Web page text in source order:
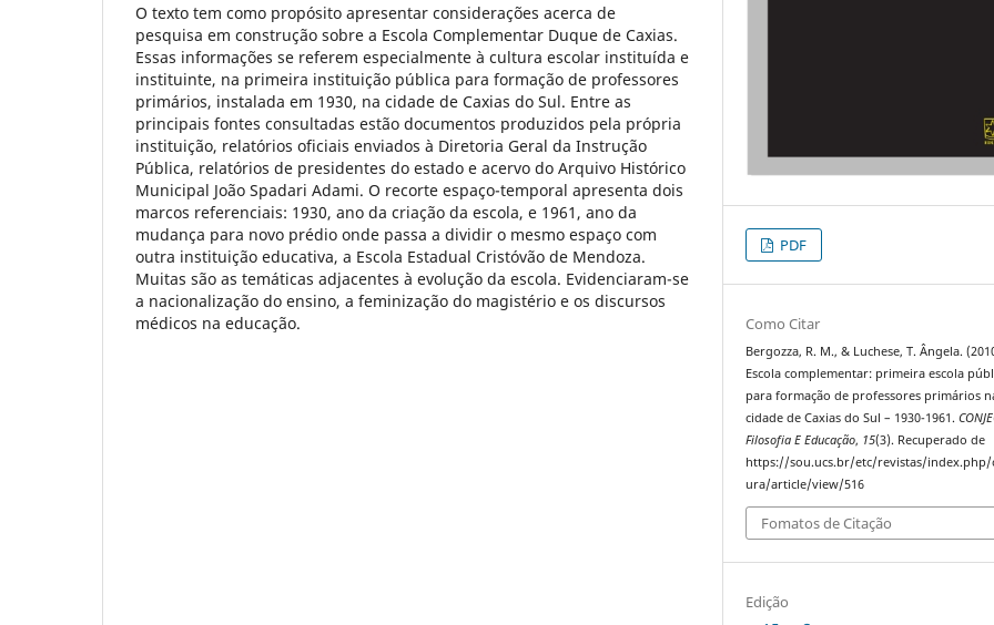
O texto tem como propósito apresentar considerações acerca de
pesquisa em construção sobre a Escola Complementar Duque de Caxias.
Essas informações se referem especialmente à cultura escolar instituída e
instituinte, na primeira instituição pública para formação de professores
primários, instalada em 1930, na cidade de Caxias do Sul. Entre as
principais fontes consultadas estão documentos produzidos pela própria
instituição, relatórios oficiais enviados à Diretoria Geral da Instrução
Pública, relatórios de presidentes do estado e acervo do Arquivo Histórico
Municipal João Spadari Adami. O recorte espaço-temporal apresenta dois
marcos referenciais: 1930, ano da criação da escola, e 1961, ano da
mudança para novo prédio onde passa a dividir o mesmo espaço com
outra instituição educativa, a Escola Estadual Cristóvão de Mendoza.
Muitas são as temáticas adjacentes à evolução da escola. Evidenciaram-se
a nacionalização do ensino, a feminização do magistério e os discursos
médicos na educação.
PDF
Como Citar
Bergozza, R. M., & Luchese, T. Ângela.
Escola complementar: primeira escola
para formação de professores primários
cidade de Caxias do Sul – 1930-1961.
Filosofia E Educação, 15(3). Recuperado de
https://sou.ucs.br/etc/revistas/index.php/
ura/article/view/516
Fomatos de Citação
Edição